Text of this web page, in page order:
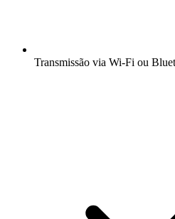
Transmissão via Wi-Fi ou